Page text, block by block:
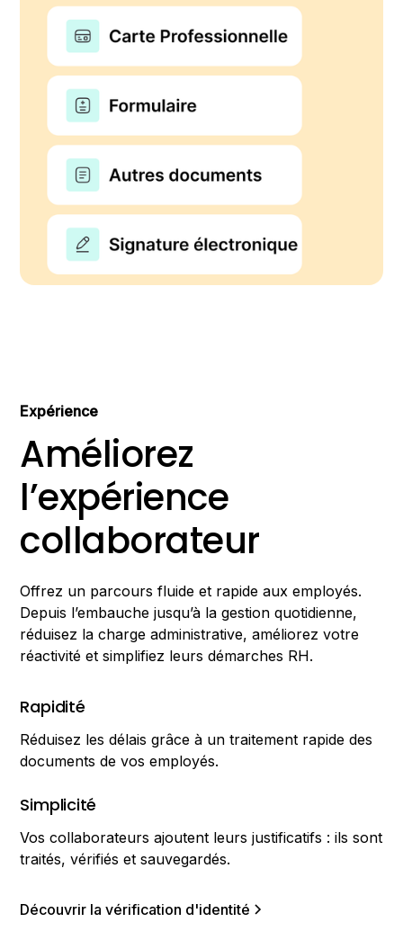
Expérience
Améliorez
l’expérience
collaborateur
Offrez un parcours fluide et rapide aux employés.
Depuis l’embauche jusqu’à la gestion quotidienne,
réduisez la charge administrative, améliorez votre
réactivité et simplifiez leurs démarches RH.
Rapidité
Réduisez les délais grâce à un traitement rapide des
documents de vos employés.
Simplicité
Vos collaborateurs ajoutent leurs justificatifs : ils sont
traités, vérifiés et sauvegardés.
Découvrir la vérification d'identité